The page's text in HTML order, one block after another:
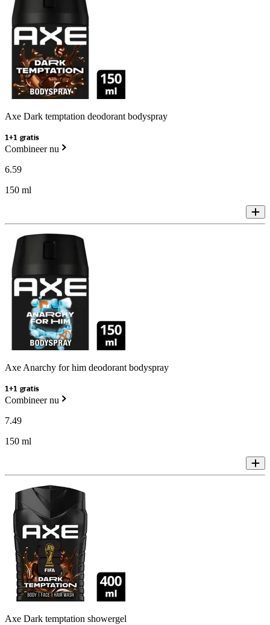
Axe Dark temptation deodorant bodyspray
1+1 gratis
Combineer nu
6.59
150 ml
Axe Anarchy for him deodorant bodyspray
1+1 gratis
Combineer nu
7.49
150 ml
Axe Dark temptation showergel